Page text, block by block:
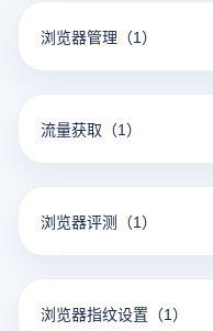
浏览器管理 （1）
流量获取 （1）
浏览器评测 （1）
浏览器指纹设置 （1）